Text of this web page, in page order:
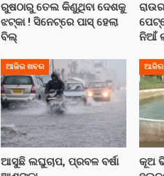
ରୁଷଠାରୁ ତେଲ କିଣୁଥିବା ଦେଶକୁ
ଝଟ୍‌କା ! ସିନେଟ୍‌ରେ ପାସ୍ ହେଲା
ବିଲ୍
ନିଆଁ
ଆଜିର ଖବର
ଆସୁଛି ଲଘୁଚାପ, ପ୍ରବଳ ବର୍ଷା
ଆଜିର
କୂଅ